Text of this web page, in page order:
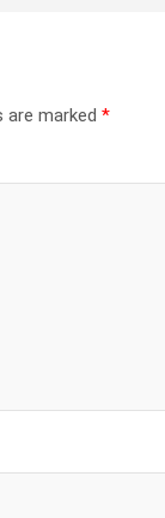
are marked *